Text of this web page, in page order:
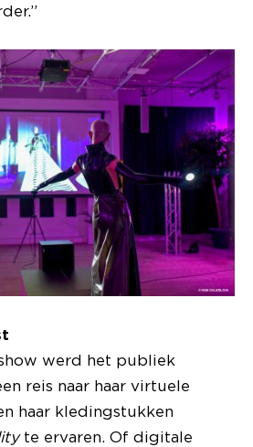
werd het publiek
reis naar haar virtuele
haar kledingstukken
te ervaren. Of digitale